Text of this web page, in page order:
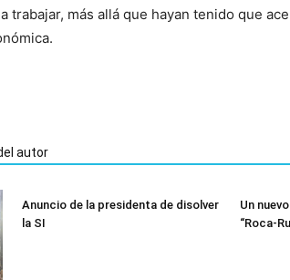
trabajar, más allá que hayan tenido que
autor
Anuncio de la presidenta de disolver
la SI
Un
“Roca-